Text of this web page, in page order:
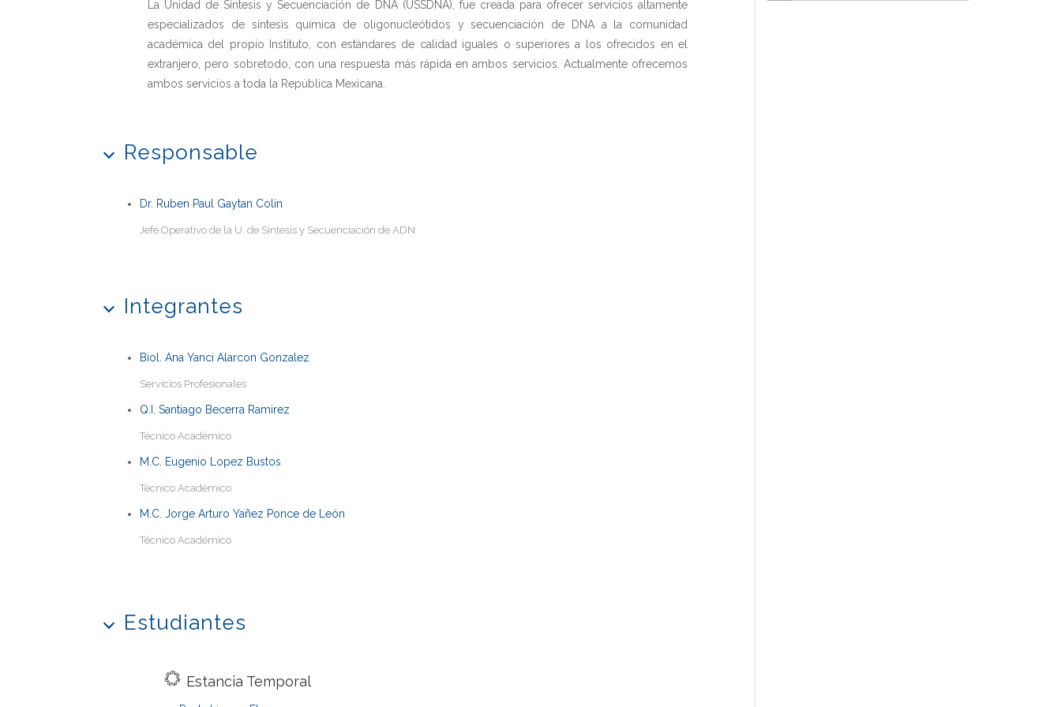
La Unidad de Síntesis y Secuenciación de DNA (USSDNA), fue creada para ofrecer servicios altamente
especializados de síntesis química de oligonucleótidos y secuenciación de DNA a la comunidad
académica del propio Instituto, con estándares de calidad iguales o superiores a los ofrecidos en el
extranjero, pero sobretodo, con una respuesta más rápida en ambos servicios. Actualmente ofrecemos
ambos servicios a toda la República Mexicana.
Responsable
Dr. Ruben Paul Gaytan Colin
Jefe Operativo de la U. de Síntesis y Secuenciación de ADN
Integrantes
Biol. Ana Yanci Alarcon Gonzalez
Servicios Profesionales
Q.I. Santiago Becerra Ramirez
Técnico Académico
M.C. Eugenio Lopez Bustos
Técnico Académico
M.C. Jorge Arturo Yañez Ponce de León
Técnico Académico
Estudiantes
Estancia Temporal